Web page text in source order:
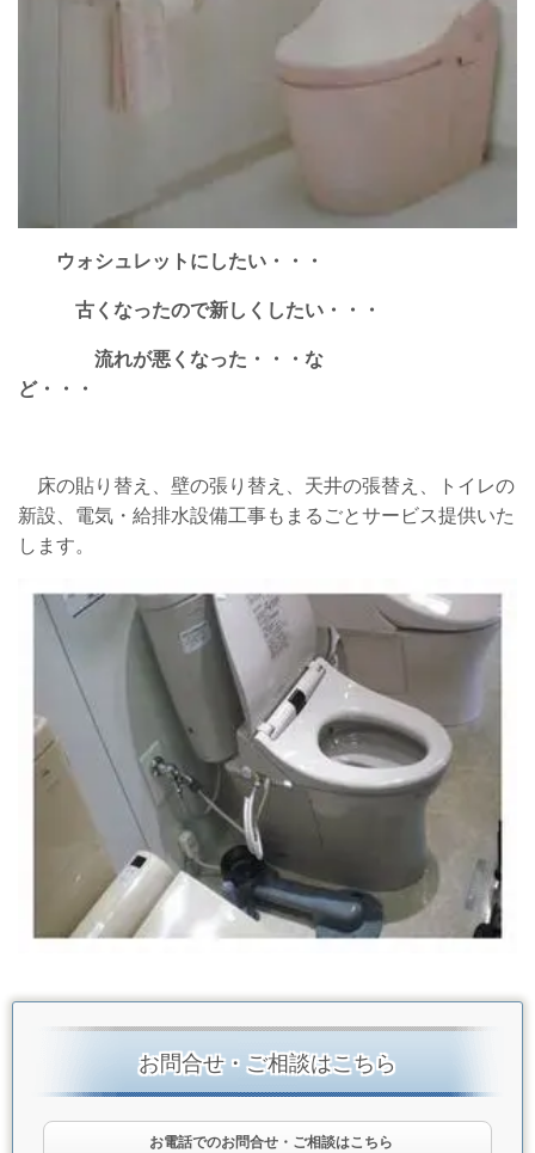
ウォシュレットにしたい・・・
古くなったので新しくしたい・・・
流れが悪くなった・・・な
ど・・・
床の貼り替え、壁の張り替え、天井の張替え、トイレの
新設、電気・給排水設備工事もまるごとサービス提供いた
します。
お問合せ・ご相談はこちら
お電話でのお問合せ・ご相談はこちら